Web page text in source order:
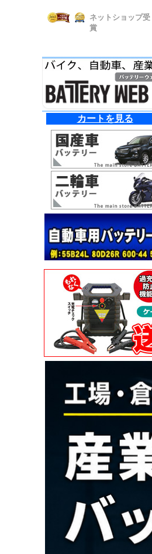
ネットショップ受
賞
カートを見る